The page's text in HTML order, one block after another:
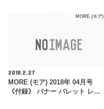
MORE (モア)
2018.2.27
MORE (モア) 2018年 04月号
《付録》 バナー バレット レ…